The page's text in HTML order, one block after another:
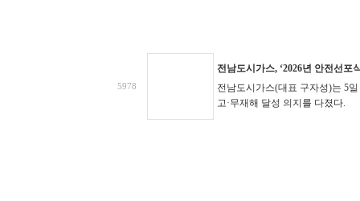
5978
전남도시가스, ‘2026년 안전선
전남도시가스(대표 구자성)는 5
고·무재해 달성 의지를 다졌다.